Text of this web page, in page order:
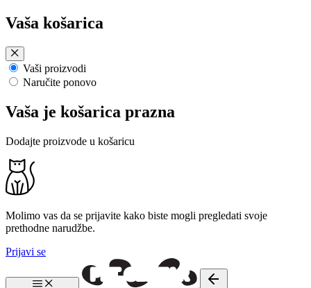
Preskoči
na
sadržaj
Vaša košarica
Vaši proizvodi
Naručite ponovo
Vaša je košarica prazna
Dodajte proizvode u košaricu
Molimo vas da se prijavite kako biste mogli pregledati svoje
prethodne narudžbe.
Prijavi se